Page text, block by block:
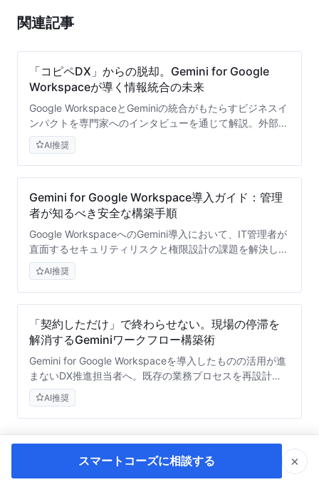
関連記事
「コピペDX」からの脱却。Gemini for Google
Workspaceが導く情報統合の未来
Google WorkspaceとGeminiの統合がもたらすビジネスイ
ンパクトを専門家へのインタビューを通じて解説。外部AI
の限界を突破し、社内ドキュメントとシームレスに連携す
る実践的アプローチとセキュリティの優位性に迫ります。
AI推奨
Gemini for Google Workspace導入ガイド：管理
者が知るべき安全な構築手順
Google WorkspaceへのGemini導入において、IT管理者が
直面するセキュリティリスクと権限設計の課題を解決しま
す。既存ポリシーとの競合回避や、安全な段階的展開の手
順を専門家の視点で詳細に解説します。
AI推奨
「契約しただけ」で終わらせない。現場の停滞を
解消するGeminiワークフロー構築術
Gemini for Google Workspaceを導入したものの活用が進
まないDX推進担当者へ。既存の業務プロセスを再設計
し、Googleドキュメントやスプレッドシートを連携させ
た「止まらないAIワークフロー」を構築する実践的アプロ
ーチを専門家が解説します。
AI推奨
スマートコーズに相談する ×